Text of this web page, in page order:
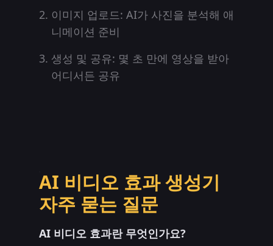
이미지 업로드: AI가 사진을 분석해 애
니메이션 준비
생성 및 공유: 몇 초 만에 영상을 받아
어디서든 공유
AI 비디오 효과 생성기
자주 묻는 질문
AI 비디오 효과란 무엇인가요?